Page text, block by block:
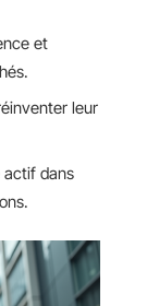
et
leur
actif dans